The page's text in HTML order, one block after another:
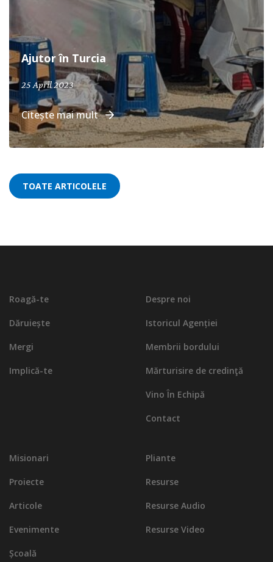
Ajutor în Turcia
25 April 2023
Citește mai mult
TOATE ARTICOLELE
Roagă-te
Dăruiește
Mergi
Implică-te
Despre noi
Istoricul Agenției
Membrii bordului
Mărturisire de credinţă
Vino În Echipă
Contact
Misionari
Proiecte
Articole
Evenimente
Școală
Pliante
Resurse
Resurse Audio
Resurse Video